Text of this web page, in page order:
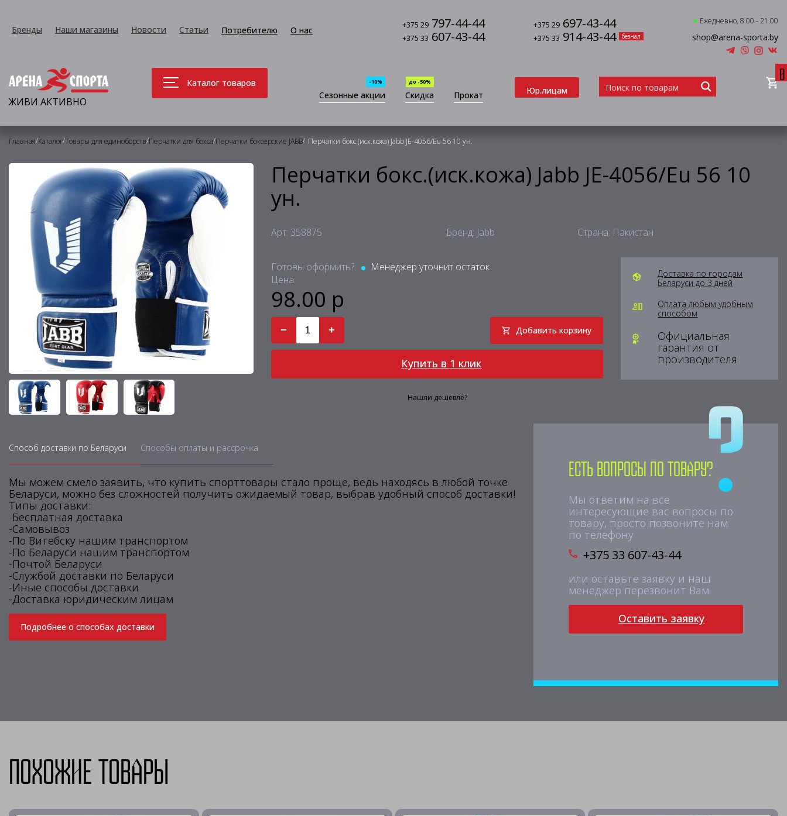
Бренды Наши магазины Новости Статьи Потребителю О нас +375 29 797-44-44 +375 29 697-43-44
+375 33 607-43-44 +375 33 914-43-44 безнал
Ежедневно, 8.00 - 21.00
shop@arena-sporta.by
ЖИВИ АКТИВНО
Каталог товаров
Сезонные акции
-10%
Скидка
до -50%
Прокат Юр.лицам
0
Главная/Каталог/Товары для единоборств/Перчатки для бокса/Перчатки боксерские JABB/ Перчатки бокс.(иск.кожа) Jabb JE-4056/Eu 56 10 ун.
Перчатки бокс.(иск.кожа) Jabb JE-4056/Eu 56 10
ун.
Арт: 358875 Бренд: Jabb Страна: Пакистан
Готовы оформить?:
Менеджер уточнит остаток
Цена:
98.00 р
− + Добавить корзину
Купить в 1 клик
Нашли дешевле?
Доставка по городам
Беларуси до 3 дней
Оплата любым удобным
способом
Официальная
гарантия от
производителя
Способ доставки по Беларуси Способы оплаты и рассрочка
Мы можем смело заявить, что купить спорттовары стало проще, ведь находясь в любой точке
Беларуси, можно без сложностей получить ожидаемый товар, выбрав удобный способ доставки!
Типы доставки:
-Бесплатная доставка
-Самовывоз
-По Витебску нашим транспортом
-По Беларуси нашим транспортом
-Почтой Беларуси
-Службой доставки по Беларуси
-Иные способы доставки
-Доставка юридическим лицам
Подробнее о способах доставки
Есть вопросы по товару?
Мы ответим на все
интересующие вас вопросы по
товару, просто позвоните нам
по телефону
+375 33 607-43-44
или оставьте заявку и наш
менеджер перезвонит Вам
Оставить заявку
Похожие товары